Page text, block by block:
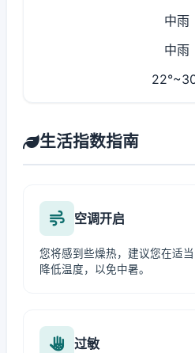
中雨
中雨
生活指数指南
空调开启
您将感到些燥热，建议您在适
降低温度，以免中暑。
过敏